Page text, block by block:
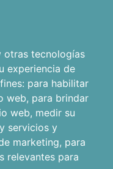
otras tecnologías
experiencia de
para habilitar
web, para brindar
web, medir su
servicios y
marketing, para
relevantes para